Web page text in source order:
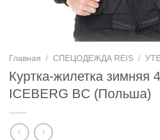
Главная / СПЕЦОДЕЖДА REIS /
Куртка-жилетка зимняя
ICEBERG BC (Польша)